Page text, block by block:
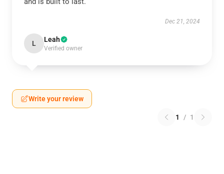
Dec 21, 2024
L Leah
Verified owner
Write your review
1 / 1